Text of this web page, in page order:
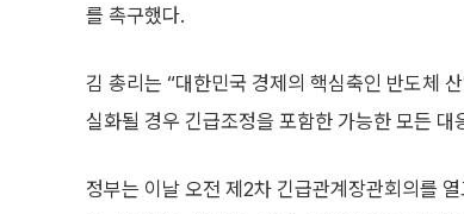
를 촉구했다.
김 총리는 “대한민국 경제의 핵심축인 반도체
실화될 경우 긴급조정을 포함한 가능한 모든 대
정부는 이날 오전 제2차 긴급관계장관회의를